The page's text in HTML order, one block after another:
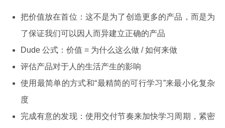
把价值放在首位：这不是为了创造更多的产品，而是为
了保证我们可以因人而异建立正确的产品
Dude 公式：价值 = 为什么这么做 / 如何来做
评估产品对于人的生活产生的影响
使用最简单的方式和“最精简的可行学习”来最小化复杂
度
完成有意的发现：使用交付节奏来加快学习周期，紧密